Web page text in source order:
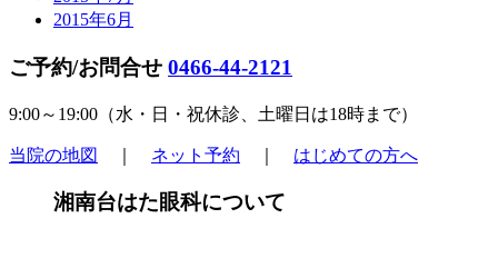
2015年6月
ご予約/お問合せ 0466-44-2121
9:00～19:00（水・日・祝休診 、土曜日は18時まで）
当院の地図 ネット予約 はじめての方へ
湘南台はた眼科について